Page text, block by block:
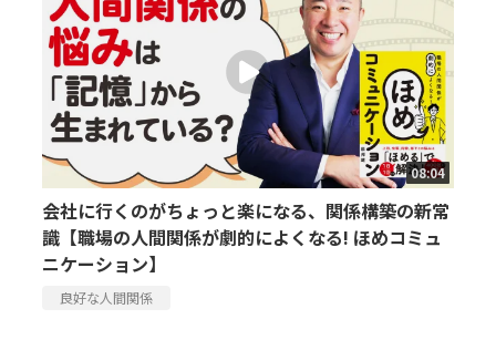
08:04
会社に行くのがちょっと楽になる、関係構築の新常
識【職場の人間関係が劇的によくなる! ほめコミュ
ニケーション】
良好な人間関係